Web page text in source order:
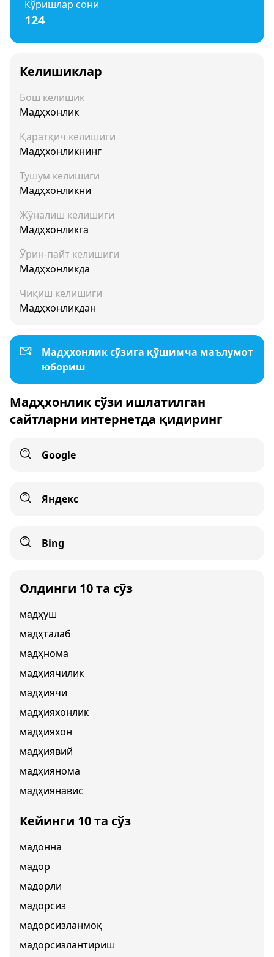
Кўришлар сони
124
Келишиклар
Бош келишик
Мадҳхонлик
Қаратқич келишиги
Мадҳхонликнинг
Тушум келишиги
Мадҳхонликни
Жўналиш келишиги
Мадҳхонликга
Ўрин-пайт келишиги
Мадҳхонликда
Чиқиш келишиги
Мадҳхонликдан
Мадҳхонлик сўзига қўшимча маълумот
юбориш
Мадҳхонлик сўзи ишлатилган
сайтларни интернетда қидиринг
Google
Яндекс
Bing
Олдинги 10 та сўз
мадҳуш
мадҳталаб
мадҳнома
мадҳиячилик
мадҳиячи
мадҳияхонлик
мадҳияхон
мадҳиявий
мадҳиянома
мадҳиянавис
Кейинги 10 та сўз
мадонна
мадор
мадорли
мадорсиз
мадорсизланмоқ
мадорсизлантириш